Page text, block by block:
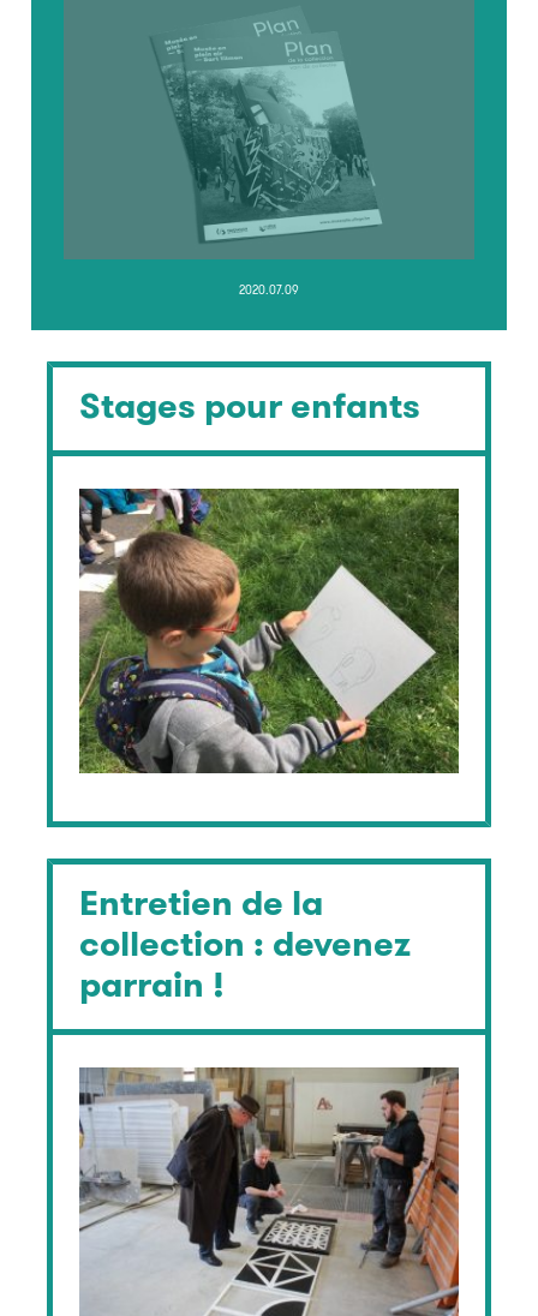
2020.07.09
Stages pour enfants
Entretien de la
collection : devenez
parrain !